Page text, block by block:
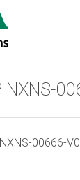
NXNS-
00666-